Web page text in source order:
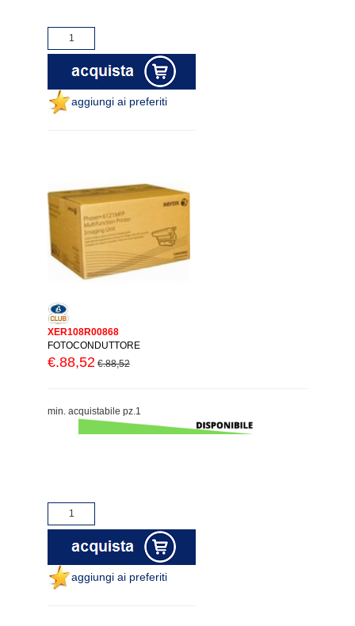
aggiungi ai preferiti
XER108R00868
FOTOCONDUTTORE
€.88,52 €.88,52
min. acquistabile pz.1
aggiungi ai preferiti